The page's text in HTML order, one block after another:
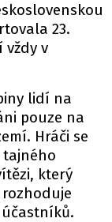
23.
vždy v
lidí na
pouze na
Hráči se
který